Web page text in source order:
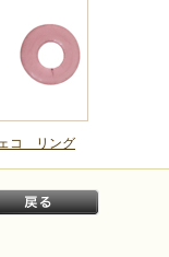
コ リング